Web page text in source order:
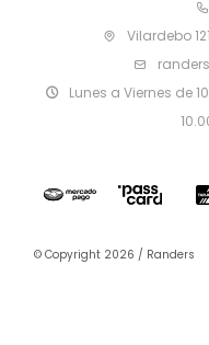
Vilardebo
Lunes a Viernes de
© Copyright 2026 / Randers